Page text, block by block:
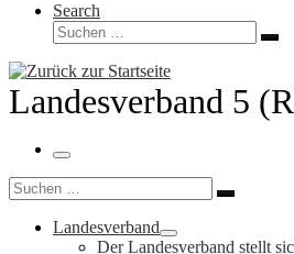
Search
Suche
Landesverband 5
Menü
Suche
Suchen …
Landesverband
Der Landesverband stellt